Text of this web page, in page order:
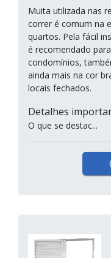
Muita utilizada nas
correr é comum na
quartos. Pela fácil
é recomendado
condomínios,
ainda mais na cor
locais fechados.
Detalhes
O que se destac...